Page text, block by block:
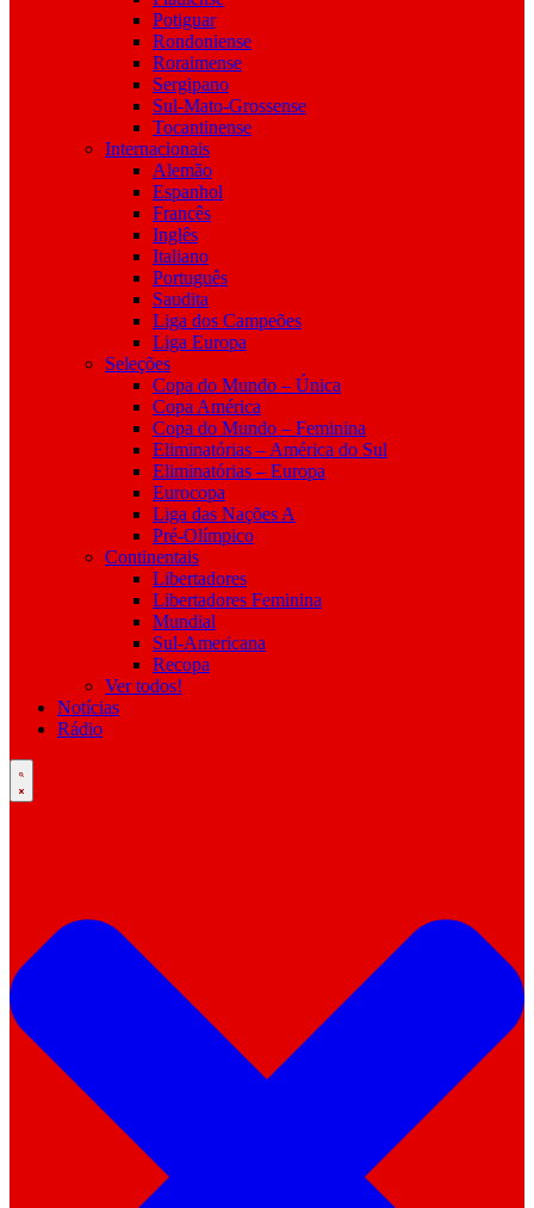
Potiguar
Rondoniense
Roraimense
Sergipano
Sul-Mato-Grossense
Tocantinense
Internacionais
Alemão
Espanhol
Francês
Inglês
Italiano
Português
Saudita
Liga dos Campeões
Liga Europa
Seleções
Copa do Mundo – Única
Copa América
Copa do Mundo – Feminina
Eliminatórias – América do Sul
Eliminatórias – Europa
Eurocopa
Liga das Nações A
Pré-Olímpico
Continentais
Libertadores
Libertadores Feminina
Mundial
Sul-Americana
Recopa
Ver todos!
Notícias
Rádio